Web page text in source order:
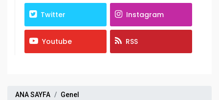
Twitter Instagram
Youtube RSS
ANA SAYFA
Genel